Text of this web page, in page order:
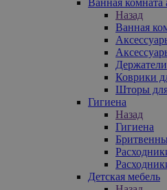
Назад
Ванная
Держатели
Коврики
Шторы
Гигиена
Назад
Гигиена
Детская мебель